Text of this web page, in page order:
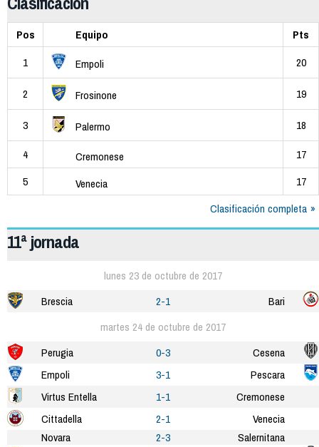
Pos Equipo
Pts
1
Empoli 20
2 Frosinone 19
3 Palermo
18
4
Cremonese
17
5
Venecia
17
Clasificación completa
11ª jornada
lunes 23 de octubre de 2017
Brescia
2-1
Bari
martes 24 de octubre de 2017
Perugia
0-3
Cesena
Empoli
3-1
Pescara
Virtus Entella
1-1
Cremonese
Cittadella
2-1
Venecia
Novara
2-3
Salernitana